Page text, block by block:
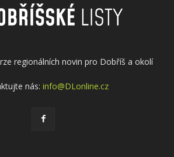
regionálních novin pro Dobříš a okolí
nás: info@DLonline.cz